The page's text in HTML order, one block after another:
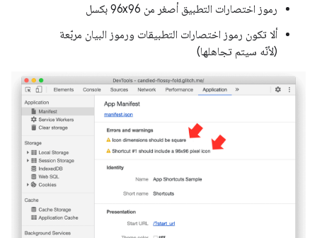
رموز اختصارات التطبيق أصغر من 96x96 بكسل
ألا تكون رموز اختصارات التطبيقات ورموز البيان مربّعة
(لأنّه سيتم تجاهلها)